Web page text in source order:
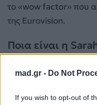
mad.gr - Do Not
If you wish to opt-out of
το «wow factor» που
της Eurovision.
Ποια είναι η
γερμανικής ποπ, με